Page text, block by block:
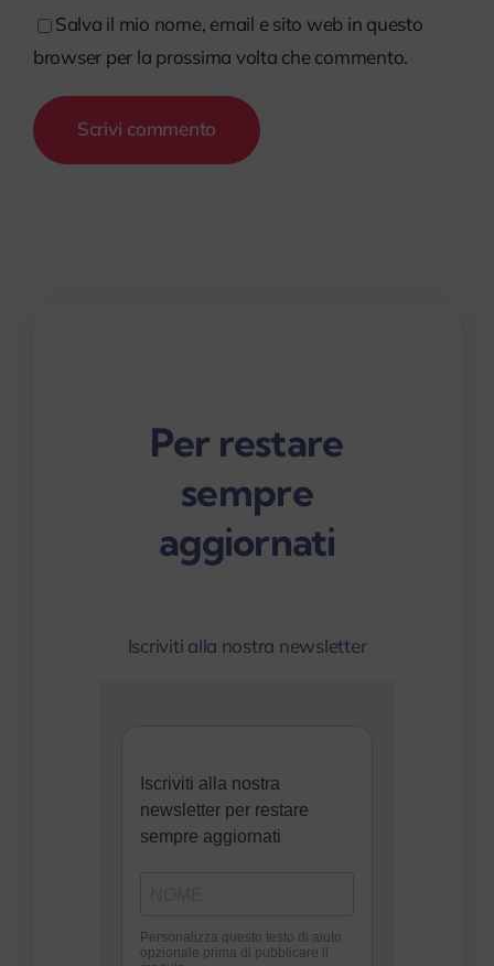
Salva il mio nome, email e sito web in questo
browser per la prossima volta che commento.
Per restare
sempre
aggiornati
Iscriviti alla nostra newsletter